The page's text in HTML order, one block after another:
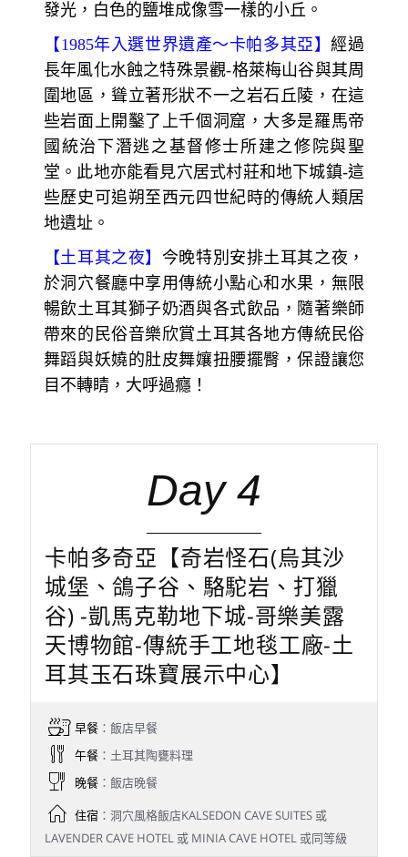
發光，白色的鹽堆成像雪一樣的小丘。
【1985年入選世界遺產～卡帕多其亞】經過
長年風化水蝕之特殊景觀-格萊梅山谷與其周
圍地區，聳立著形狀不一之岩石丘陵，在這
些岩面上開鑿了上千個洞窟，大多是羅馬帝
國統治下潛逃之基督修士所建之修院與聖
堂。此地亦能看見穴居式村莊和地下城鎮-這
些歷史可追朔至西元四世紀時的傳統人類居
地遺址。
【土耳其之夜】 今晚特別安排土耳其之夜，
於洞穴餐廳中享用傳統小點心和水果，無限
暢飲土耳其獅子奶酒與各式飲品，隨著樂師
帶來的民俗音樂欣賞土耳其各地方傳統民俗
舞蹈與妖嬈的肚皮舞孃扭腰擺臀，保證讓您
目不轉睛，大呼過癮！
Day 4
卡帕多奇亞【奇岩怪石(烏其沙
城堡、鴿子谷、駱駝岩、打獵
谷) -凱馬克勒地下城-哥樂美露
天博物館-傳統手工地毯工廠-土
耳其玉石珠寶展示中心】
早餐：飯店早餐
午餐：土耳其陶甕料理
晚餐：飯店晚餐
住宿：洞穴風格飯店KALSEDON CAVE SUITES 或
LAVENDER CAVE HOTEL 或 MINIA CAVE HOTEL 或同等級